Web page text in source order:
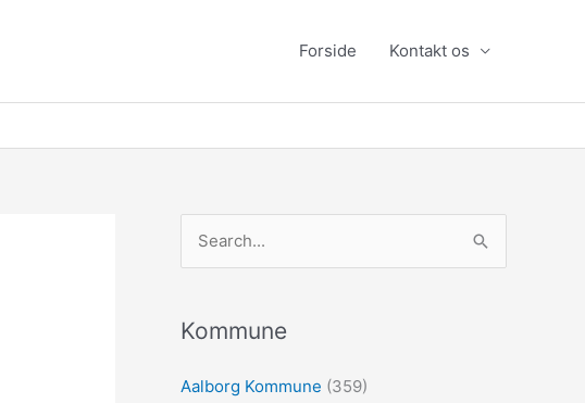
Forside Kontakt os
e
t
Kommune
Aalborg Kommune (359)